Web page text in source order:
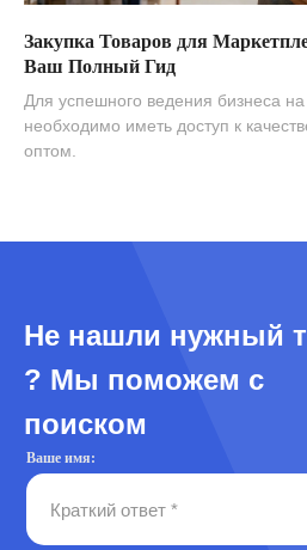
Закупка Товаров для
Ваш Полный Гид
Для успешного ведения бизнеса
необходимо иметь доступ к
оптом.
Не нашли нужный
? Мы поможем с
поиском
Ваше имя: